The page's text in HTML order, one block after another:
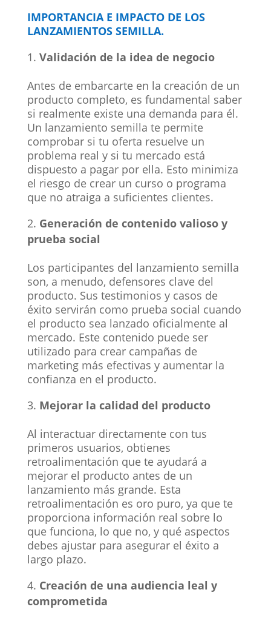
IMPORTANCIA E IMPACTO DE LOS
LANZAMIENTOS SEMILLA.
Validación de la idea de negocio
Antes de embarcarte en la creación de un
producto completo, es fundamental saber
si realmente existe una demanda para él.
Un lanzamiento semilla te permite
comprobar si tu oferta resuelve un
problema real y si tu mercado está
dispuesto a pagar por ella. Esto minimiza
el riesgo de crear un curso o programa
que no atraiga a suficientes clientes.
Generación de contenido valioso y
prueba social
Los participantes del lanzamiento semilla
son, a menudo, defensores clave del
producto. Sus testimonios y casos de
éxito servirán como prueba social cuando
el producto sea lanzado oficialmente al
mercado. Este contenido puede ser
utilizado para crear campañas de
marketing más efectivas y aumentar la
confianza en el producto.
Mejorar la calidad del producto
Al interactuar directamente con tus
primeros usuarios, obtienes
retroalimentación que te ayudará a
mejorar el producto antes de un
lanzamiento más grande. Esta
retroalimentación es oro puro, ya que te
proporciona información real sobre lo
que funciona, lo que no, y qué aspectos
debes ajustar para asegurar el éxito a
largo plazo.
Creación de una audiencia leal y
comprometida